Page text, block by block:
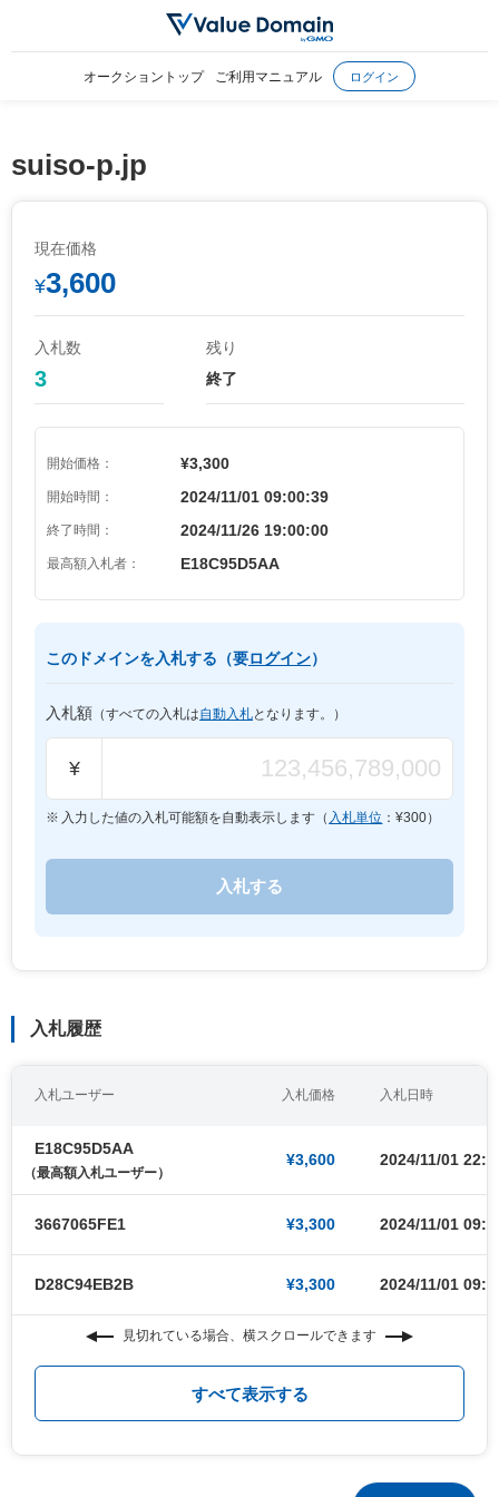
オークショントップ ご利用マニュアル ログイン
suiso-p.jp
現在価格
¥3,600
入札数
3
残り
終了
開始価格： ¥3,300
開始時間： 2024/11/01 09:00:39
終了時間： 2024/11/26 19:00:00
最高額入札者： E18C95D5AA
このドメインを入札する（要ログイン）
入札額 （すべての入札は自動入札となります。）
¥
入力した値の入札可能額を自動表示します（ 入札単位 ：¥300）
入札履歴
入札ユーザー 入札価格 入札日時
E18C95D5AA
（最高額入札ユーザー）
¥3,600 2024/11/01
3667065FE1 ¥3,300 2024/11/01
D28C94EB2B ¥3,300 2024/11/01
見切れている場合、横スクロールできます
すべて表示する